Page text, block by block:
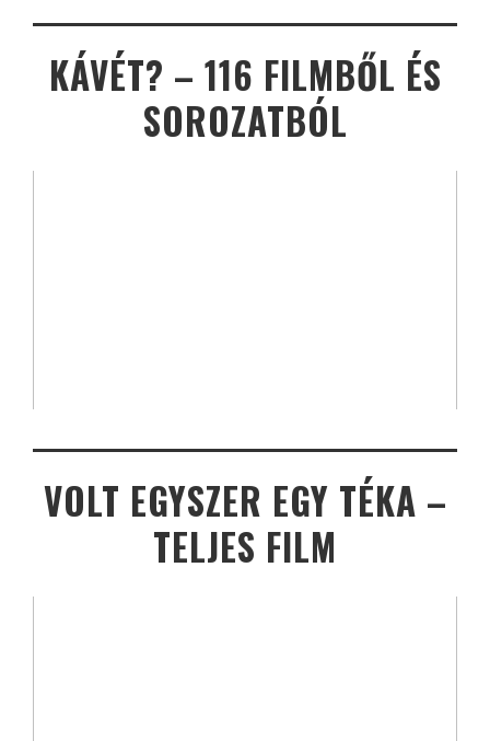
KÁVÉT? – 116 FILMBŐL ÉS
SOROZATBÓL
VOLT EGYSZER EGY TÉKA –
TELJES FILM